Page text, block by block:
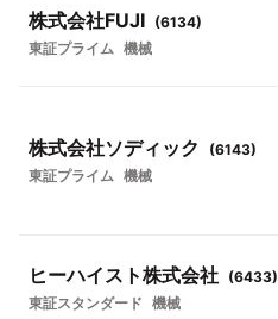
株式会社FUJI (6134)
東証プライム 機械
株式会社ソディック (6143)
東証プライム 機械
ヒーハイスト株式会社 (6433)
東証スタンダード 機械